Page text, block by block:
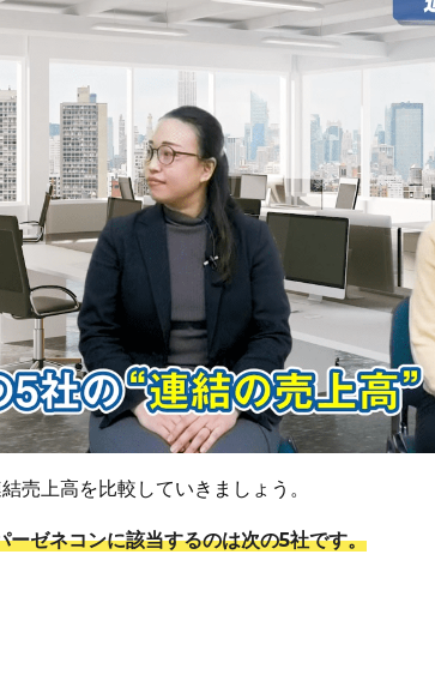
売上高を比較していきましょう。
ーゼネコンに該当するのは次の5社です。